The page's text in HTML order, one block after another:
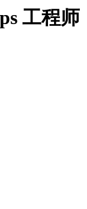
工程师